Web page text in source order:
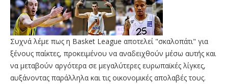
Συχνά λέμε πως η Basket League αποτελεί "σκαλοπάτι" για
ξένους παίκτες, προκειμένου να αναδειχθούν μέσω αυτής και
να μεταβούν αργότερα σε μεγαλύτερες ευρωπαϊκές λίγκες,
αυξάνοντας παράλληλα και τις οικονομικές απολαβές τους.